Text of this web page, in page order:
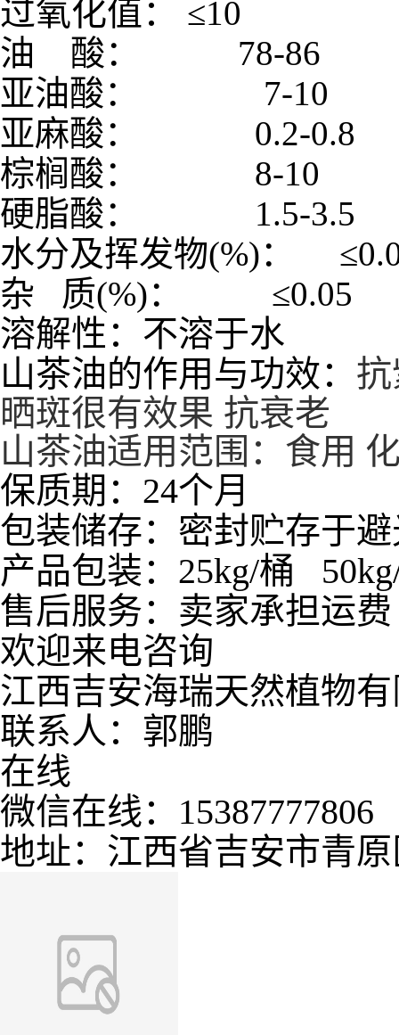
过氧化值： ≤10
油
酸：
78-
亚油酸：
7-
亚麻酸：
棕榈酸：
8-
硬脂酸：
水分及挥发物(%)： ≤
杂
质(%)： ≤
溶解性：不溶于水
山茶油的作用与功效：
晒斑很有效果 抗衰老
山茶油适用范围：食用
保质期：24个月
包装储存：密封贮存于
产品包装：25kg/桶
售后服务：卖家承担运
欢迎来电咨询
江西吉安海瑞天然植物
联系人：郭鹏
在线
微信在线：15387777806
地址：江西省吉安市青